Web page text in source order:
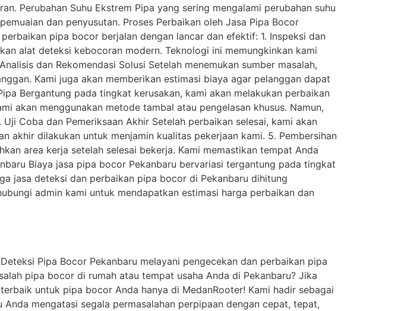
Perubahan Suhu Ekstrem Pipa yang sering mengalami perubahan suhu
dan penyusutan. Proses Perbaikan oleh Jasa Pipa Bocor
pipa bocor berjalan dengan lancar dan efektif: 1. Inspeksi dan
alat deteksi kebocoran modern. Teknologi ini memungkinkan kami
dan Rekomendasi Solusi Setelah menemukan sumber masalah,
Kami juga akan memberikan estimasi biaya agar pelanggan dapat
Bergantung pada tingkat kerusakan, kami akan melakukan perbaikan
akan menggunakan metode tambal atau pengelasan khusus. Namun,
Coba dan Pemeriksaan Akhir Setelah perbaikan selesai, kami akan
akhir dilakukan untuk menjamin kualitas pekerjaan kami. 5. Pembersihan
area kerja setelah selesai bekerja. Kami memastikan tempat Anda
Biaya jasa pipa bocor Pekanbaru bervariasi tergantung pada tingkat
jasa deteksi dan perbaikan pipa bocor di Pekanbaru dihitung
admin kami untuk mendapatkan estimasi harga perbaikan dan
Pipa Bocor Pekanbaru melayani pengecekan dan perbaikan pipa
pipa bocor di rumah atau tempat usaha Anda di Pekanbaru? Jika
untuk pipa bocor Anda hanya di MedanRooter! Kami hadir sebagai
mengatasi segala permasalahan perpipaan dengan cepat, tepat,